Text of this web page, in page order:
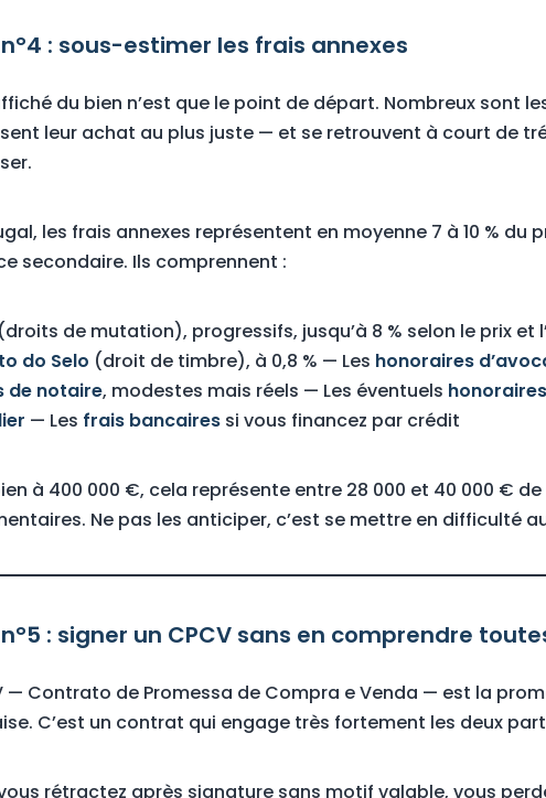
: sous-estimer les frais annexes
du bien n’est que le point de départ. Nombreux sont
leur achat au plus juste — et se retrouvent à court de
les frais annexes représentent en moyenne 7 à 10 % du
secondaire. Ils comprennent :
(droits de mutation), progressifs, jusqu’à 8 % selon le prix et
do Selo (droit de timbre), à 0,8 % — Les honoraires
de notaire, modestes mais réels — Les éventuels
— Les frais bancaires si vous financez par crédit
à 400 000 €, cela représente entre 28 000 et 40 000 €
Ne pas les anticiper, c’est se mettre en difficulté
: signer un CPCV sans en comprendre
— Contrato de Promessa de Compra e Venda — est la
C’est un contrat qui engage très fortement les deux
rétractez après signature sans motif valable, vous